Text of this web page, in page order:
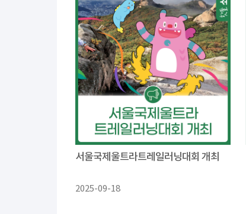
서울국제울트라트레일러닝대회 개최
2025-09-18